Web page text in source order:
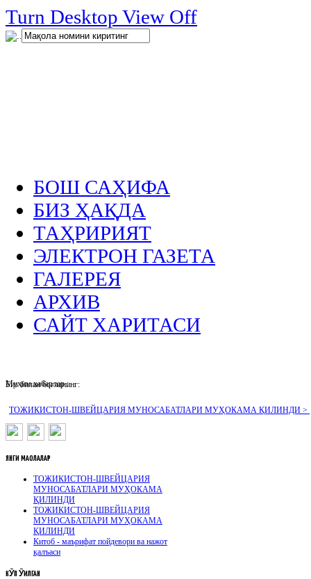
Turn Desktop View Off
.
БОШ САҲИФА
БИЗ ҲАҚДА
ТАҲРИРИЯТ
ЭЛЕКТРОН ГАЗЕТА
ГАЛЕРЕЯ
АРХИВ
САЙТ ХАРИТАСИ
Муҳим хабарлар :
ТОЖИКИСТОН-ШВЕЙЦАРИЯ МУНОСАБАТЛАРИ МУҲОКАМА ҚИЛИНДИ >
Биз билан боғланинг:
ЯНГИ МАҚОЛАЛАР
ТОЖИКИСТОН-ШВЕЙЦАРИЯ
МУНОСАБАТЛАРИ МУҲОКАМА
ҚИЛИНДИ
ТОЖИКИСТОН-ШВЕЙЦАРИЯ
МУНОСАБАТЛАРИ МУҲОКАМА
ҚИЛИНДИ
Китоб - маърифат пойдевори ва нажот
қалъаси
КӮП ӮҚИЛГАН